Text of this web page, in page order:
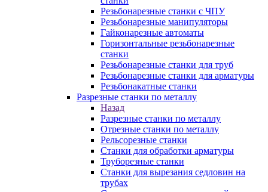
Резьбонарезные станки с ЧПУ
Резьбонарезные манипуляторы
Гайконарезные автоматы
Горизонтальные резьбонарезные
станки
Резьбонарезные станки для труб
Резьбонарезные станки для арматуры
Резьбонакатные станки
Разрезные станки по металлу
Назад
Разрезные станки по металлу
Отрезные станки по металлу
Рельсорезные станки
Станки для обработки арматуры
Труборезные станки
Станки для вырезания седловин на
трубаx